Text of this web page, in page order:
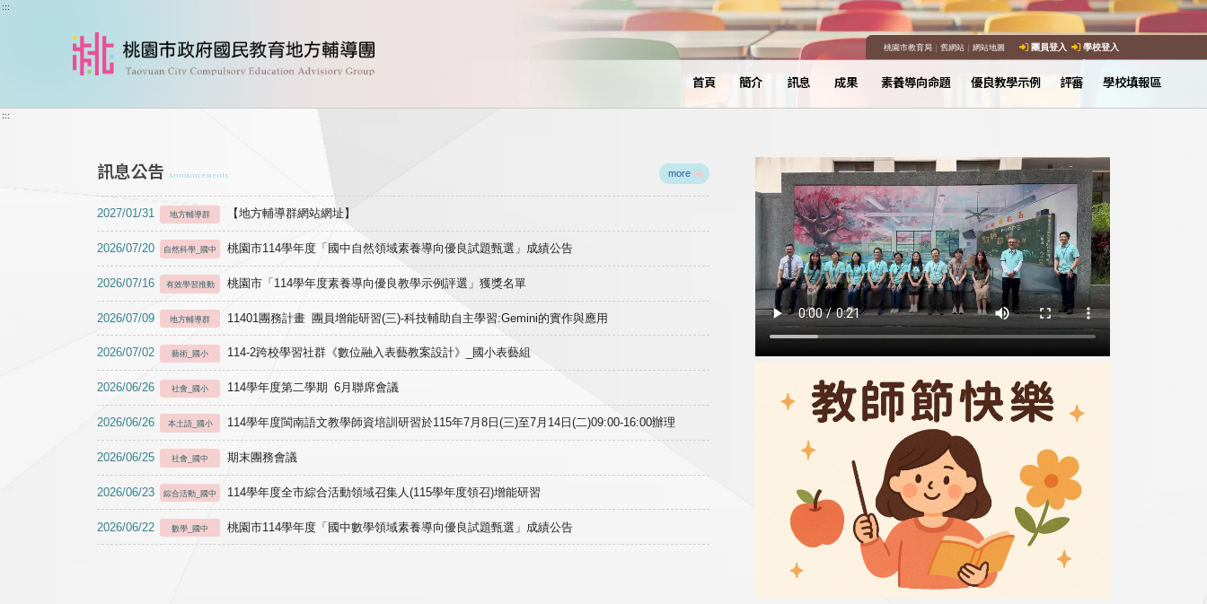
跳到主要內容
:::
桃園市教育局｜ 舊網站｜ 網站地圖 團員登入 學校登入
首頁 簡介 訊息 成果 素養導向命題 優良教學示例 評審 學校填報區
:::
訊息公告 Announcements more
2027/01/31 地方輔導群 【地方輔導群網站網址】
2026/07/20 自然科學_國中 桃園市114學年度「國中自然領域素養導向優良試題甄選」成績公告
2026/07/16 有效學習推動 桃園市「114學年度素養導向優良教學示例評選」獲獎名單
2026/07/09 地方輔導群 11401團務計畫 團員增能研習(三)-科技輔助自主學習:Gemini的實作與應用
2026/07/02 藝術_國小 114-2跨校學習社群《數位融入表藝教案設計》_國小表藝組
2026/06/26 社會_國小 114學年度第二學期 6月聯席會議
2026/06/26 本土語_國小 114學年度閩南語文教學師資培訓研習於115年7月8日(三)至7月14日(二)09:00-16:00辦理
2026/06/25 社會_國中 期末團務會議
2026/06/23 綜合活動_國中 114學年度全市綜合活動領域召集人(115學年度領召)增能研習
2026/06/22 數學_國中 桃園市114學年度「國中數學領域素養導向優良試題甄選」成績公告